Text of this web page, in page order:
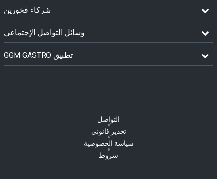
شركاء فخورين
وسائل التواصل الإجتماعي
GGM GASTRO تطبيق
التواصل
تحذير قانوني
سياسة الخصوصية
شروط